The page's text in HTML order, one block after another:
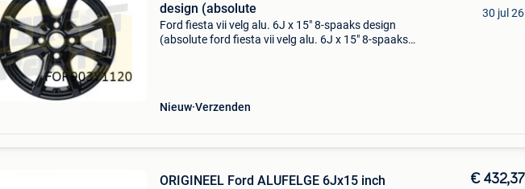
design (absolute
Ford fiesta vii velg alu. 6J x 15" 8-spaaks design
(absolute ford fiesta vii velg alu. 6J x 15" 8-spaaks
Nieuw Verzenden
30 jul 26
ORIGINEEL Ford ALUFELGE 6Jx15 inch
€ 432,37